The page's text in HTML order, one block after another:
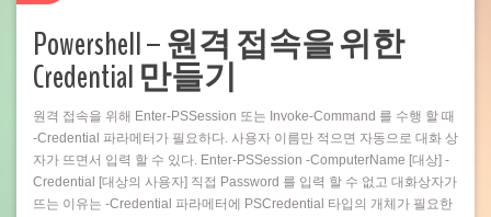
Powershell – 원격 접속을 위한
Credential 만들기
원격 접속을 위해 Enter-PSSession 또는 Invoke-Command 를 수행 할 때
-Credential 파라메터가 필요하다. 사용자 이름만 적으면 자동으로 대화 상
자가 뜨면서 입력 할 수 있다. Enter-PSSession -ComputerName [대상] -
Credential [대상의 사용자] 직접 Password 를 입력 할 수 없고 대화상자가
뜨는 이유는 -Credential 파라메터에 PSCredential 타입의 개체가 필요한